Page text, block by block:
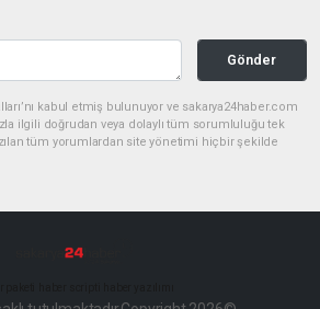
Gönder
kabul etmiş bulunuyor ve sakarya24haber.com
ilgili doğrudan veya dolaylı tüm sorumluluğu tek
tüm yorumlardan site yönetimi hiçbir şekilde